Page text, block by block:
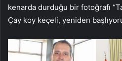
kenarda durduğu bir fotoğrafı
Çay koy keçeli, yeniden